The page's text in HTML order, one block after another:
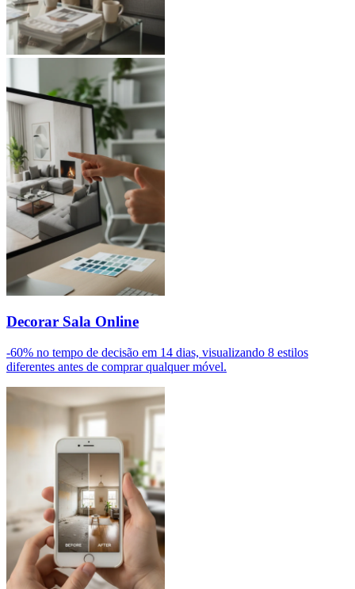
Decorar Sala Online
-60% no tempo de decisão em 14 dias, visualizando 8 estilos
diferentes antes de comprar qualquer móvel.